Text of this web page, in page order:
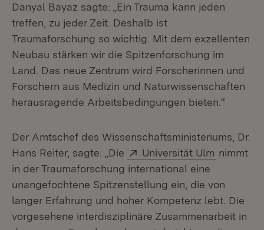
Danyal Bayaz sagte: „Ein Trauma kann jeden
treffen, zu jeder Zeit. Deshalb ist
Traumaforschung so wichtig. Mit dem exzellenten
Neubau stärken wir die Spitzenforschung im
Land. Das neue Zentrum wird Forscherinnen und
Forschern aus Medizin und Naturwissenschaften
herausragende Arbeitsbedingungen bieten.“
Der Amtschef des Wissenschaftsministeriums, Dr.
Hans Reiter, sagte: „Die
Extern:
Universität Ulm (Öffnet
nimmt
in der Traumaforschung international eine
unangefochtene Spitzenstellung ein, die von
langer Erfahrung und hoher Kompetenz lebt. Die
vorgesehene interdisziplinäre Zusammenarbeit in